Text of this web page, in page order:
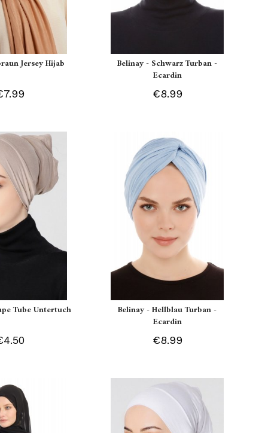
Jersey Hijab
Belinay - Schwarz Turban -
Ecardin
€8.99
Tube Untertuch
Belinay - Hellblau Turban -
Ecardin
€8.99